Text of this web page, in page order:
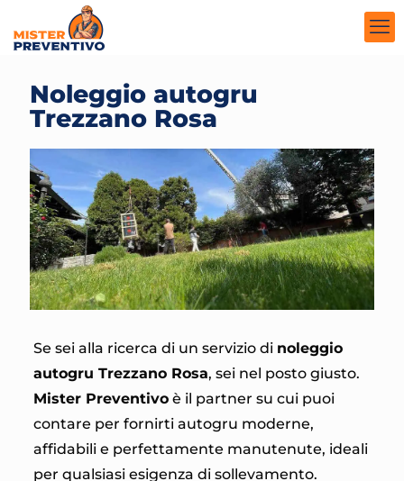
Noleggio autogru
Trezzano Rosa
Se sei alla ricerca di un servizio di noleggio
autogru Trezzano Rosa, sei nel posto giusto.
Mister Preventivoè il partner su cui puoi
contare per fornirti autogru moderne,
affidabili e perfettamente manutenute, ideali
per qualsiasi esigenza di sollevamento.